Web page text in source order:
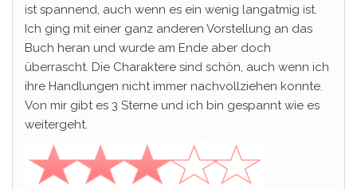
ist spannend, auch wenn es ein wenig langatmig ist.
Ich ging mit einer ganz anderen Vorstellung an das
Buch heran und wurde am Ende aber doch
überrascht. Die Charaktere sind schön, auch wenn ich
ihre Handlungen nicht immer nachvollziehen konnte.
Von mir gibt es 3 Sterne und ich bin gespannt wie es
weitergeht.